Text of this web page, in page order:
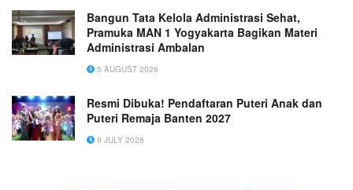
Bangun Tata Kelola Administrasi Sehat,
Pramuka MAN 1 Yogyakarta Bagikan Materi
Administrasi Ambalan
5 AUGUST 2026
Resmi Dibuka! Pendaftaran Puteri Anak dan
Puteri Remaja Banten 2027
9 JULY 2026